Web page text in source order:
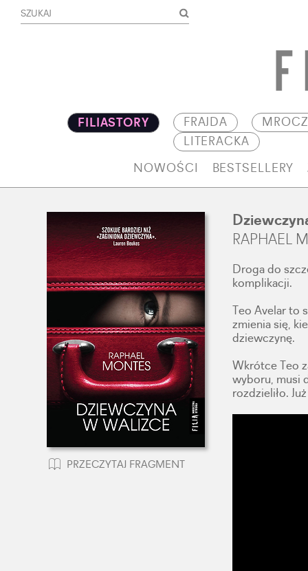
FILIASTORY FRAJDA
LITERACKA
NOWOŚCI BESTSELLERY
PRZECZYTAJ FRAGMENT
RAPHAEL
Droga do
komplikacji.
Teo Avelar
zmienia się,
dziewczynę.
Wkrótce Teo
wyboru, musi
rozdzieliło.